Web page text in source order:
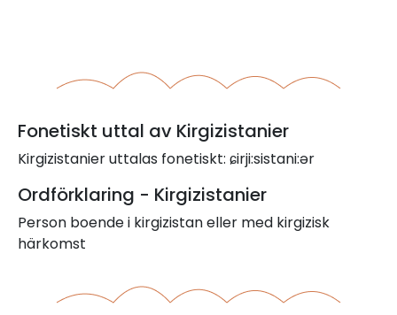
Fonetiskt uttal av Kirgizistanier
Kirgizistanier uttalas fonetiskt: ɕirji:sistani:ər
Ordförklaring - Kirgizistanier
Person boende i kirgizistan eller med kirgizisk
härkomst